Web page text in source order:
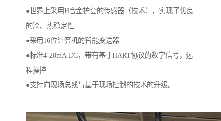
●世界上采用H合金护套的传感器（技术），实现了优良
的冷、热稳定性
●采用16位计算机的智能变送器
●标准4-20mA DC，带有基于HART协议的数字信号，远
程操控
●支持向现场总线与基于现场控制的技术的升级。